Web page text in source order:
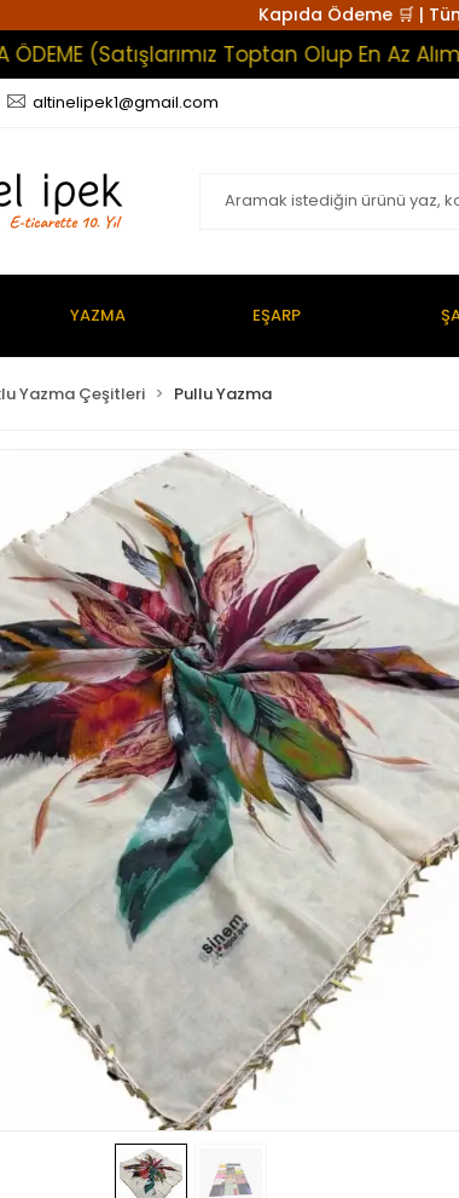
Kapıda Ödeme 🛒 |
(Satışlarımız Toptan Olup En Az Alım 200
altinelipek1@gmail.com
YAZMA EŞARP
Yazma Çeşitleri Pullu Yazma